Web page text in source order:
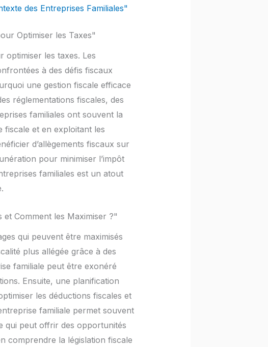
des Entreprises Familiales"
Optimiser les Taxes"
optimiser les taxes. Les
à des défis fiscaux
une gestion fiscale efficace
réglementations fiscales, des
familiales ont souvent la
fiscale et en exploitant les
d’allègements fiscaux sur
pour minimiser l’impôt
familiales est un atout
et Comment les Maximiser ?"
qui peuvent être maximisés
plus allégée grâce à des
familiale peut être exonéré
Ensuite, une planification
les déductions fiscales et
familiale permet souvent
qui peut offrir des opportunités
comprendre la législation fiscale